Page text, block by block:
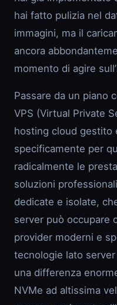
hai fatto pulizia nel
immagini, ma il
ancora
momento di agire
Passare da un piano
VPS (Virtual Private
hosting cloud gestito
specificamente per
radicalmente le
soluzioni
dedicate e isolate,
server può occupare
provider moderni e
tecnologie lato
una differenza
NVMe ad altissima